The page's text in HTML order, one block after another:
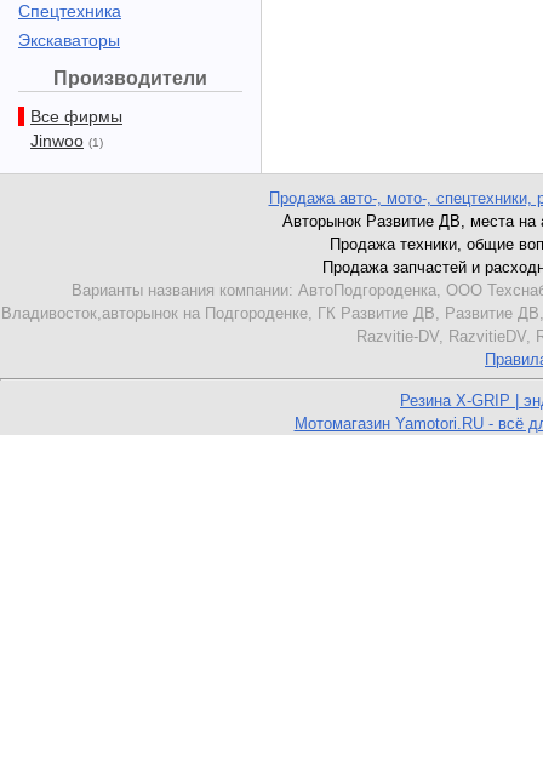
Спецтехника
Экскаваторы
Производители
Все фирмы
Jinwoo (1)
Продажа авто-, мото-, спецтехники,
Авторынок Развитие ДВ, места на
Продажа техники, общие
Продажа запчастей и
Варианты названия компании: АвтоПодгороденка, ООО
Владивосток,авторынок на Подгороденке, ГК Развитие ДВ,
Razvitie-DV, RazvitieDV,
Резина X-GRIP |
Мотомагазин Yamotori.RU - всё